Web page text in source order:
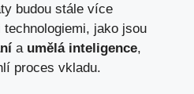
budou stále více
jako jsou
a umělá inteligence,
proces vkladu.